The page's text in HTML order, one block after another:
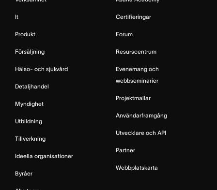
It
Produkt
Försäljning
Hälso- och sjukvård
Detaljhandel
Myndighet
Utbildning
Tillverkning
Ideella organisationer
Byråer
Certifieringar
Forum
Resurscentrum
Evenemang och
webbseminarier
Projektmallar
Användarframgång
Utvecklare och API
Partner
Webbplatskarta